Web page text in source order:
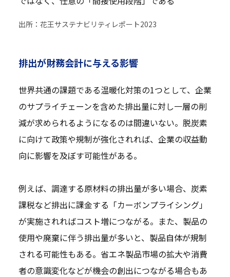
出所：花王サステナビリティレポート2023
排出が財務会計に与える影響
世界共通の課題である温暖化対策の1つとして、企業
のサプライチェーンを含めた排出量に対し一層の削
減が求められるようになるのは間違いない。脱炭素
に向けて政策や規制が強化されれば、企業の収益動
向に影響を及ぼす可能性がある。
例えば、調達する原材料の排出量が多い場合、炭素
課税など排出に課金する「カーボンプライシング」
が実施されればコスト増につながる。また、製品の
使用や廃棄に伴う排出量が多いと、製品自体が規制
される可能性もある。省エネ製品市場の拡大や消費
者の意識変化などが機会の創出につながる場合もあ